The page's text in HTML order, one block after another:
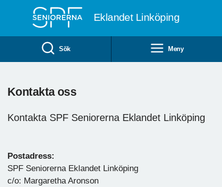
Eklandet Linköping
Sök Meny
Kontakta oss
Kontakta SPF Seniorerna Eklandet Linköping
Postadress:
SPF Seniorerna Eklandet Linköping
c/o: Margaretha Aronson